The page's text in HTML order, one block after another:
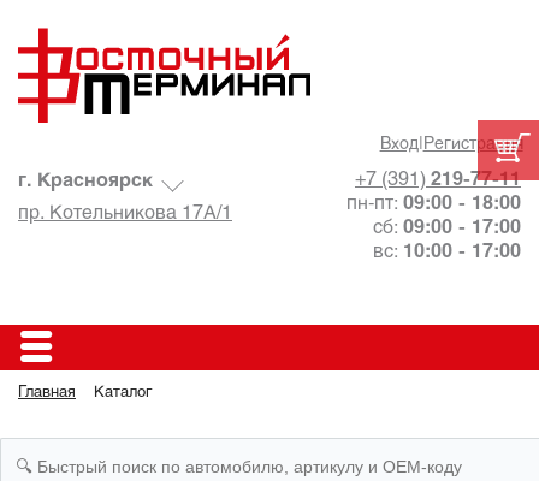
Вход| Регистрация
+7 (391) 219-77-11
пн-пт: 09:00 - 18:00
сб: 09:00 - 17:00
вс: 10:00 - 17:00
г. Красноярск
пр. Котельникова 17А/1
Главная Каталог